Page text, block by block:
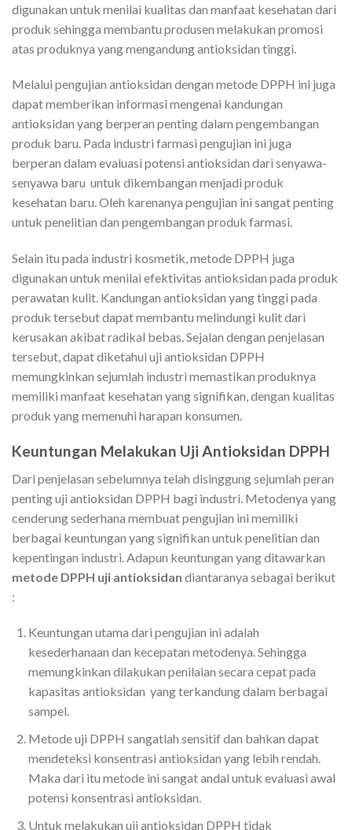
digunakan untuk menilai kualitas dan manfaat kesehatan dari
produk sehingga membantu produsen melakukan promosi
atas produknya yang mengandung antioksidan tinggi.
Melalui pengujian antioksidan dengan metode DPPH ini juga
dapat memberikan informasi mengenai kandungan
antioksidan yang berperan penting dalam pengembangan
produk baru. Pada industri farmasi pengujian ini juga
berperan dalam evaluasi potensi antioksidan dari senyawa-
senyawa baru untuk dikembangan menjadi produk
kesehatan baru. Oleh karenanya pengujian ini sangat penting
untuk penelitian dan pengembangan produk farmasi.
Selain itu pada industri kosmetik, metode DPPH juga
digunakan untuk menilai efektivitas antioksidan pada produk
perawatan kulit. Kandungan antioksidan yang tinggi pada
produk tersebut dapat membantu melindungi kulit dari
kerusakan akibat radikal bebas. Sejalan dengan penjelasan
tersebut, dapat diketahui uji antioksidan DPPH
memungkinkan sejumlah industri memastikan produknya
memiliki manfaat kesehatan yang signifikan, dengan kualitas
produk yang memenuhi harapan konsumen.
Keuntungan Melakukan Uji Antioksidan DPPH
Dari penjelasan sebelumnya telah disinggung sejumlah peran
penting uji antioksidan DPPH bagi industri. Metodenya yang
cenderung sederhana membuat pengujian ini memiliki
berbagai keuntungan yang signifikan untuk penelitian dan
kepentingan industri. Adapun keuntungan yang ditawarkan
metode DPPH uji antioksidan diantaranya sebagai berikut
:
Keuntungan utama dari pengujian ini adalah
kesederhanaan dan kecepatan metodenya. Sehingga
memungkinkan dilakukan penilaian secara cepat pada
kapasitas antioksidan yang terkandung dalam berbagai
sampel.
Metode uji DPPH sangatlah sensitif dan bahkan dapat
mendeteksi konsentrasi antioksidan yang lebih rendah.
Maka dari itu metode ini sangat andal untuk evaluasi awal
potensi konsentrasi antioksidan.
Untuk melakukan uji antioksidan DPPH tidak